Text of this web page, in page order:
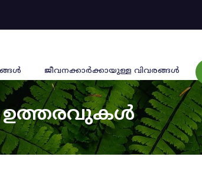
ജീവനക്കാര്‍ക്കായുള്ള വിവരങ്ങള്‍
ഉത്തരവുകൾ